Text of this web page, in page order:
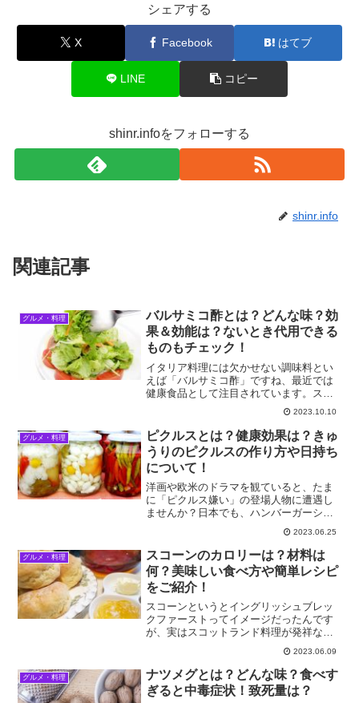
シェアする
X Facebook はてブ
LINE コピー
shinr.infoをフォローする
shinr.info
関連記事
グルメ・料理
バルサミコ酢とは？どんな味？効
果＆効能は？ないとき代用できる
ものもチェック！
イタリア料理には欠かせない調味料とい
えば「バルサミコ酢」ですね、最近では
健康食品として注目されています。スー
パーなどに置かれていることも多く、手
軽に購入することができるようになりま
した。今回はバルサミコ酢が持つ健康効
果や、使い方、ないときの...
2023.10.10
グルメ・料理
ピクルスとは？健康効果は？きゅ
うりのピクルスの作り方や日持ち
について！
洋画や欧米のドラマを観ていると、たま
に「ピクルス嫌い」の登場人物に遭遇し
ませんか？日本でも、ハンバーガーショ
ップで、ピクルスは抜いて下さいって言
う人もいます。好き嫌いは仕方ないです
が、ちょっと勿体ない気になります。ピ
クルスは健康効果がとても...
2023.06.25
グルメ・料理
スコーンのカロリーは？材料は
何？美味しい食べ方や簡単レシピ
をご紹介！
スコーンというとイングリッシュブレッ
クファーストってイメージだったんです
が、実はスコットランド料理が発祥なん
だそうです。ここ数年人気で、パン屋さ
んは勿論、コンビニでも売っていないと
ころはない位ポピュラーな食べ物になっ
たスコーン。そんなスコー...
2023.06.09
グルメ・料理
ナツメグとは？どんな味？食べす
ぎると中毒症状！致死量は？